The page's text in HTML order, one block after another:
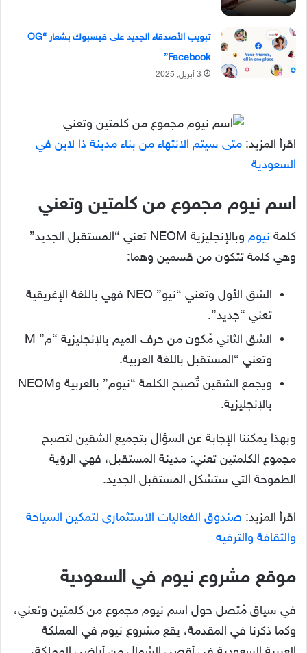
تبويب الأصدقاء الجديد على فيسبوك بشعار “OG
Facebook”
3 أبريل, 2025
اقرأ المزيد: متى سيتم الانتهاء من بناء مدينة ذا لاين في
السعودية
اسم نيوم مجموع من كلمتين وتعني
كلمة نيوم
وبالإنجليزية NEOM تعني “المستقبل الجديد”
وهي كلمة تتكون من قسمين وهما:
الشق الأول وتعني “نيو” NEO فهي باللغة الإغريقية
تعني “جديد”.
الشق الثاني مُكون من حرف الميم بالإنجليزية “م” M
وتعني “المستقبل باللغة العربية.
ويجمع الشقين تٌصبح الكلمة “نيوم” بالعربية وNEOM
بالإنجليزية.
وبهذا يمكننا الإجابة عن السؤال بتجميع الشقين لتصبح
مجموع الكلمتين تعني: مدينة المستقبل، فهي الرؤية
الطموحة التي ستشكل المستقبل الجديد.
اقرأ المزيد: صندوق الفعاليات الاستثماري لتمكين السياحة
والثقافة والترفيه
موقع مشروع نيوم في السعودية
في سياق مُتصل حول اسم نيوم مجموع من كلمتين وتعني،
وكما ذكرنا في المقدمة، يقع مشروع نيوم في المملكة